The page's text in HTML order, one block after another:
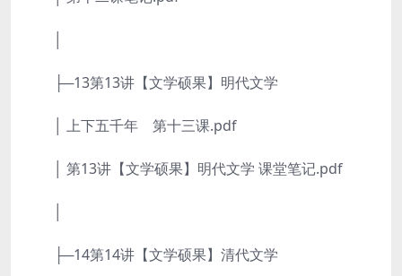
├─13第13讲【文学硕果】明代文学
│ 上下五千年 第十三课.pdf
│ 第13讲【文学硕果】明代文学 课堂笔记.pdf
├─14第14讲【文学硕果】清代文学